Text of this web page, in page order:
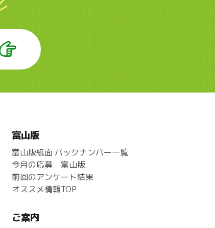
富山版
富山版紙面 バックナンバー一覧
今月の応募 富山版
前回のアンケート結果
オススメ情報TOP
ご案内